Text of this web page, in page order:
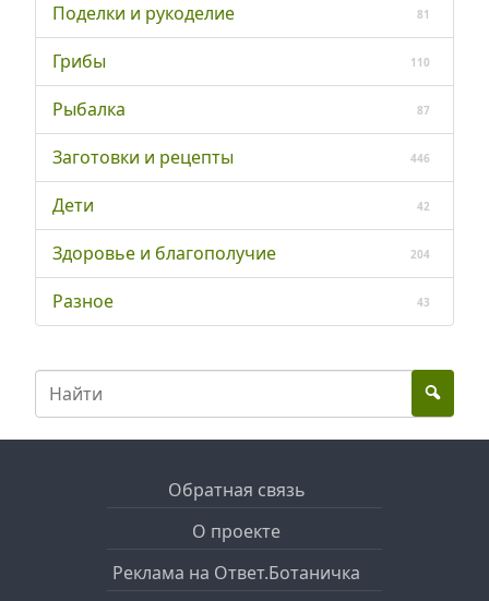
Поделки и рукоделие 81
Грибы 110
Рыбалка 87
Заготовки и рецепты 446
Дети 42
Здоровье и благополучие 204
Разное 43
Обратная связь
О проекте
Реклама на Ответ.Ботаничка